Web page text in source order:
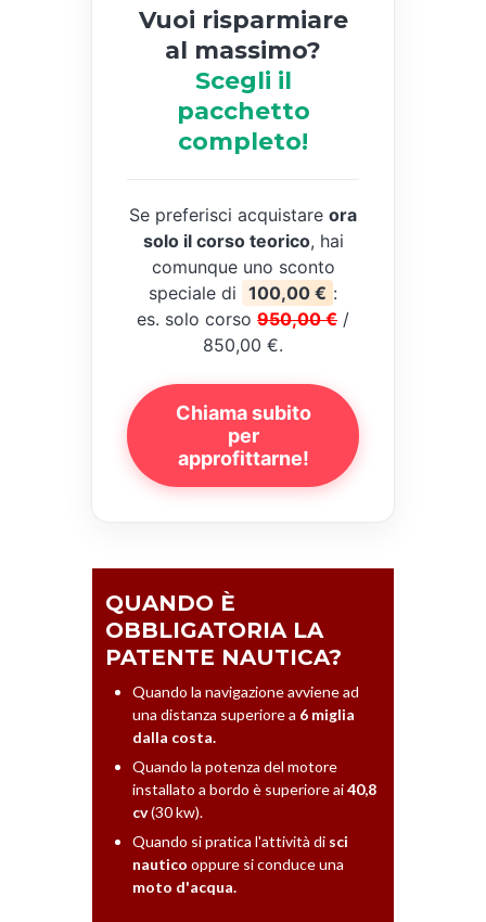
Vuoi risparmiare
al massimo?
Scegli il
pacchetto
completo!
Se preferisci acquistare ora
solo il corso teorico, hai
comunque uno sconto
speciale di 100,00 € :
es. solo corso 950,00 € /
850,00 €.
Chiama subito
per
approfittarne!
QUANDO È
OBBLIGATORIA LA
PATENTE NAUTICA?
Quando la navigazione avviene ad
una distanza superiore a 6 miglia
dalla costa.
Quando la potenza del motore
installato a bordo è superiore ai40,8
cv(30 kw).
Quando si pratica l'attività di sci
nautico oppure si conduce una
moto d'acqua.